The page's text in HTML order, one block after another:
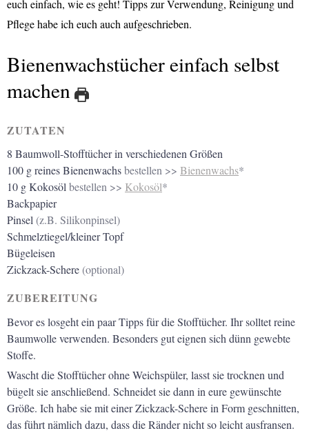
euch einfach, wie es geht! Tipps zur Verwendung, Reinigung und
Pflege habe ich euch auch aufgeschrieben.
Bienenwachstücher einfach selbst
machen
ZUTATEN
8 Baumwoll-Stofftücher in verschiedenen Größen
100 greines Bienenwachsbestellen >> Bienenwachs*
10 gKokosölbestellen >> Kokosöl*
Backpapier
Pinsel (z.B. Silikonpinsel)
Schmelztiegel/kleiner Topf
Bügeleisen
Zickzack-Schere (optional)
ZUBEREITUNG
Bevor es losgeht ein paar Tipps für die Stofftücher. Ihr solltet reine
Baumwolle verwenden. Besonders gut eignen sich dünn gewebte
Stoffe.
Wascht die Stofftücher ohne Weichspüler, lasst sie trocknen und
bügelt sie anschließend. Schneidet sie dann in eure gewünschte
Größe. Ich habe sie mit einer Zickzack-Schere in Form geschnitten,
das führt nämlich dazu, dass die Ränder nicht so leicht ausfransen.